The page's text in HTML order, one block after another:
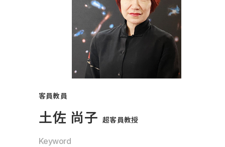
客員教員
土佐 尚子 超客員教授
Keyword